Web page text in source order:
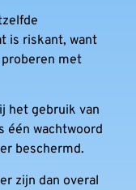
is riskant, want
met
het gebruik van
één wachtwoord
beschermd.
zijn dan overal